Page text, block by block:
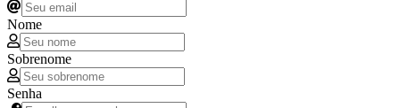
Nome
Sobrenome
Senha